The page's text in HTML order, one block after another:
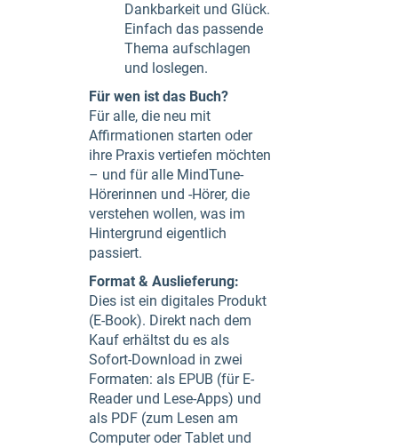
Dankbarkeit und Glück.
Einfach das passende
Thema aufschlagen
und loslegen.
Für wen ist das Buch?
Für alle, die neu mit
Affirmationen starten oder
ihre Praxis vertiefen möchten
– und für alle MindTune-
Hörerinnen und -Hörer, die
verstehen wollen, was im
Hintergrund eigentlich
passiert.
Format & Auslieferung:
Dies ist ein digitales Produkt
(E-Book). Direkt nach dem
Kauf erhältst du es als
Sofort-Download in zwei
Formaten: als EPUB (für E-
Reader und Lese-Apps) und
als PDF (zum Lesen am
Computer oder Tablet und